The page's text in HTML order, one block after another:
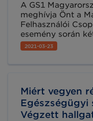
A GS1
meghívja Önt a
Felhasználói
esemény során
ismertetésre és
2021-03-23
Miért vegyen
Egészségügyi
Végzett